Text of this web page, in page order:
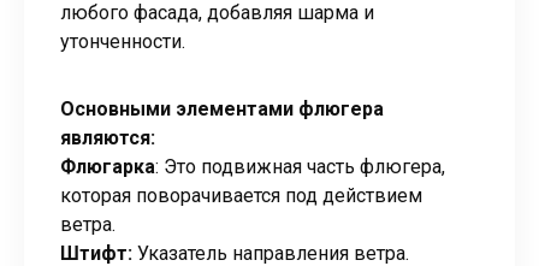
любого фасада, добавляя шарма и
утонченности.
Основными элементами флюгера
являются:
Флюгарка: Это подвижная часть флюгера,
которая поворачивается под действием
ветра.
Штифт: Указатель направления ветра.